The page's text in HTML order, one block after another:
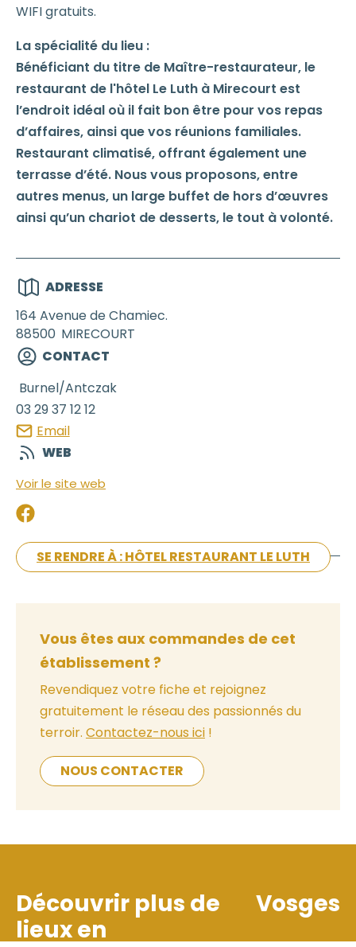
WIFI gratuits.
La spécialité du lieu :
Bénéficiant du titre de Maître-restaurateur, le
restaurant de l'hôtel Le Luth à Mirecourt est
l’endroit idéal où il fait bon être pour vos repas
d’affaires, ainsi que vos réunions familiales.
Restaurant climatisé, offrant également une
terrasse d’été. Nous vous proposons, entre
autres menus, un large buffet de hors d’œuvres
ainsi qu’un chariot de desserts, le tout à volonté.
ADRESSE
164 Avenue de Chamiec.
88500 MIRECOURT
CONTACT
Burnel/Antczak
03 29 37 12 12
Email
WEB
Voir le site web
SE RENDRE À : HÔTEL RESTAURANT LE LUTH
Vous êtes aux commandes de cet
établissement ?
Revendiquez votre fiche et rejoignez
gratuitement le réseau des passionnés du
terroir. Contactez-nous ici !
NOUS CONTACTER
Découvrir plus de
lieux en
Vosges